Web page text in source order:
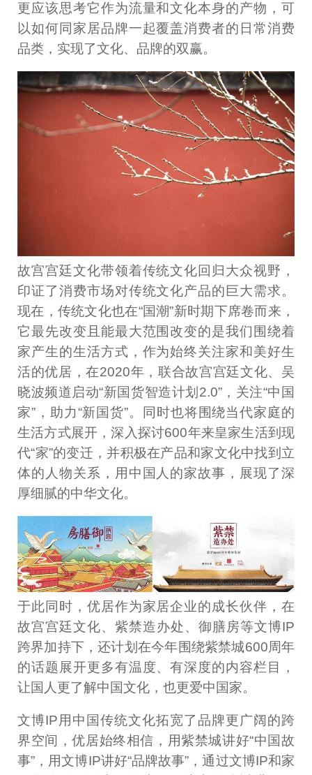
更应该思考它作为流量和文化本身的产物，可
以如何同家居品牌一起覆盖消费者的日常消费
品类，实现了文化、品牌的双赢。
故宫宫廷文化带领着传统文化回归大众视野，
印证了消费市场对传统文化产品的巨大需求。
现在，传统文化也在“国潮”新时期下席卷而来，
它最先改变且能最大范围改变的是我们围绕着
家产生的生活方式，作为始终关注家和美好生
活的优居，在2020年，联合故宫宫廷文化、吴
晓波频道启动“新国货智造计划2.0”，关注“中国
家”，助力“新国货”。同时也将围绕当代家庭的
生活方式展开，深入探讨600年来皇家生活到现
代“家”的变迁，并积极在产品和家文化中找到立
体的人物关系，用中国人的家故事，展现了深
厚细腻的中华文化。
于此同时，优居作为家居企业的成长伙伴，在
故宫宫廷文化、紫禁造办处、御膳房等文博IP
跨界加持下，还计划在今年围绕紫禁城600周年
的话题展开更多有温度、有深度的内容栏目，
让国人更了解中国文化，也更爱中国家。
文博IP用中国传统文化拓宽了品牌更广阔的跨
界空间，优居始终相信，用紫禁城讲好“中国故
事”，用文博IP讲好“品牌故事”，通过文博IP和家